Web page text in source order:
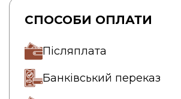
СПОСОБИ ОПЛАТИ
Післяплата
Банківський переказ